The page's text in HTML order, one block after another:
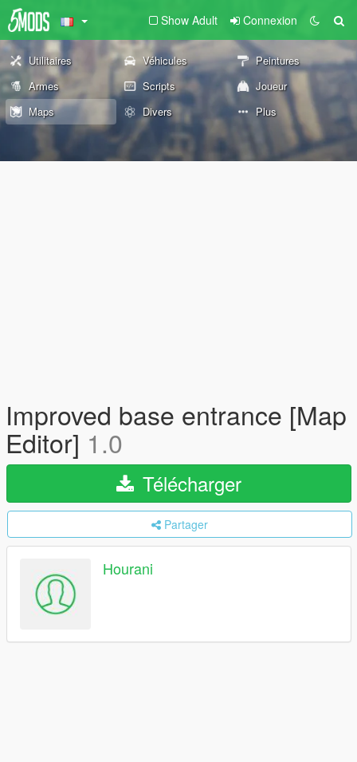
Show Adult Connexion
Utilitaires Véhicules
Peintures
Armes
Scripts
Joueur
Maps
Divers Plus
Improved base entrance [Map
Editor] 1.0
Télécharger
Partager
Hourani